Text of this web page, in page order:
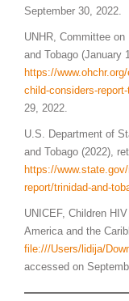
September 30, 2022.
UNHR, Committee
and Tobago (January
https://
child-considers-
29, 2022.
U.S. Department of
and Tobago (2022),
https://
report/trinidad-and-
UNICEF, Children
America and the
file:///Users/lidija/
accessed on